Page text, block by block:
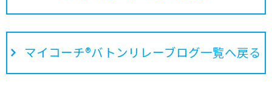
マイコーチ®バトンリレーブログ一覧へ戻る